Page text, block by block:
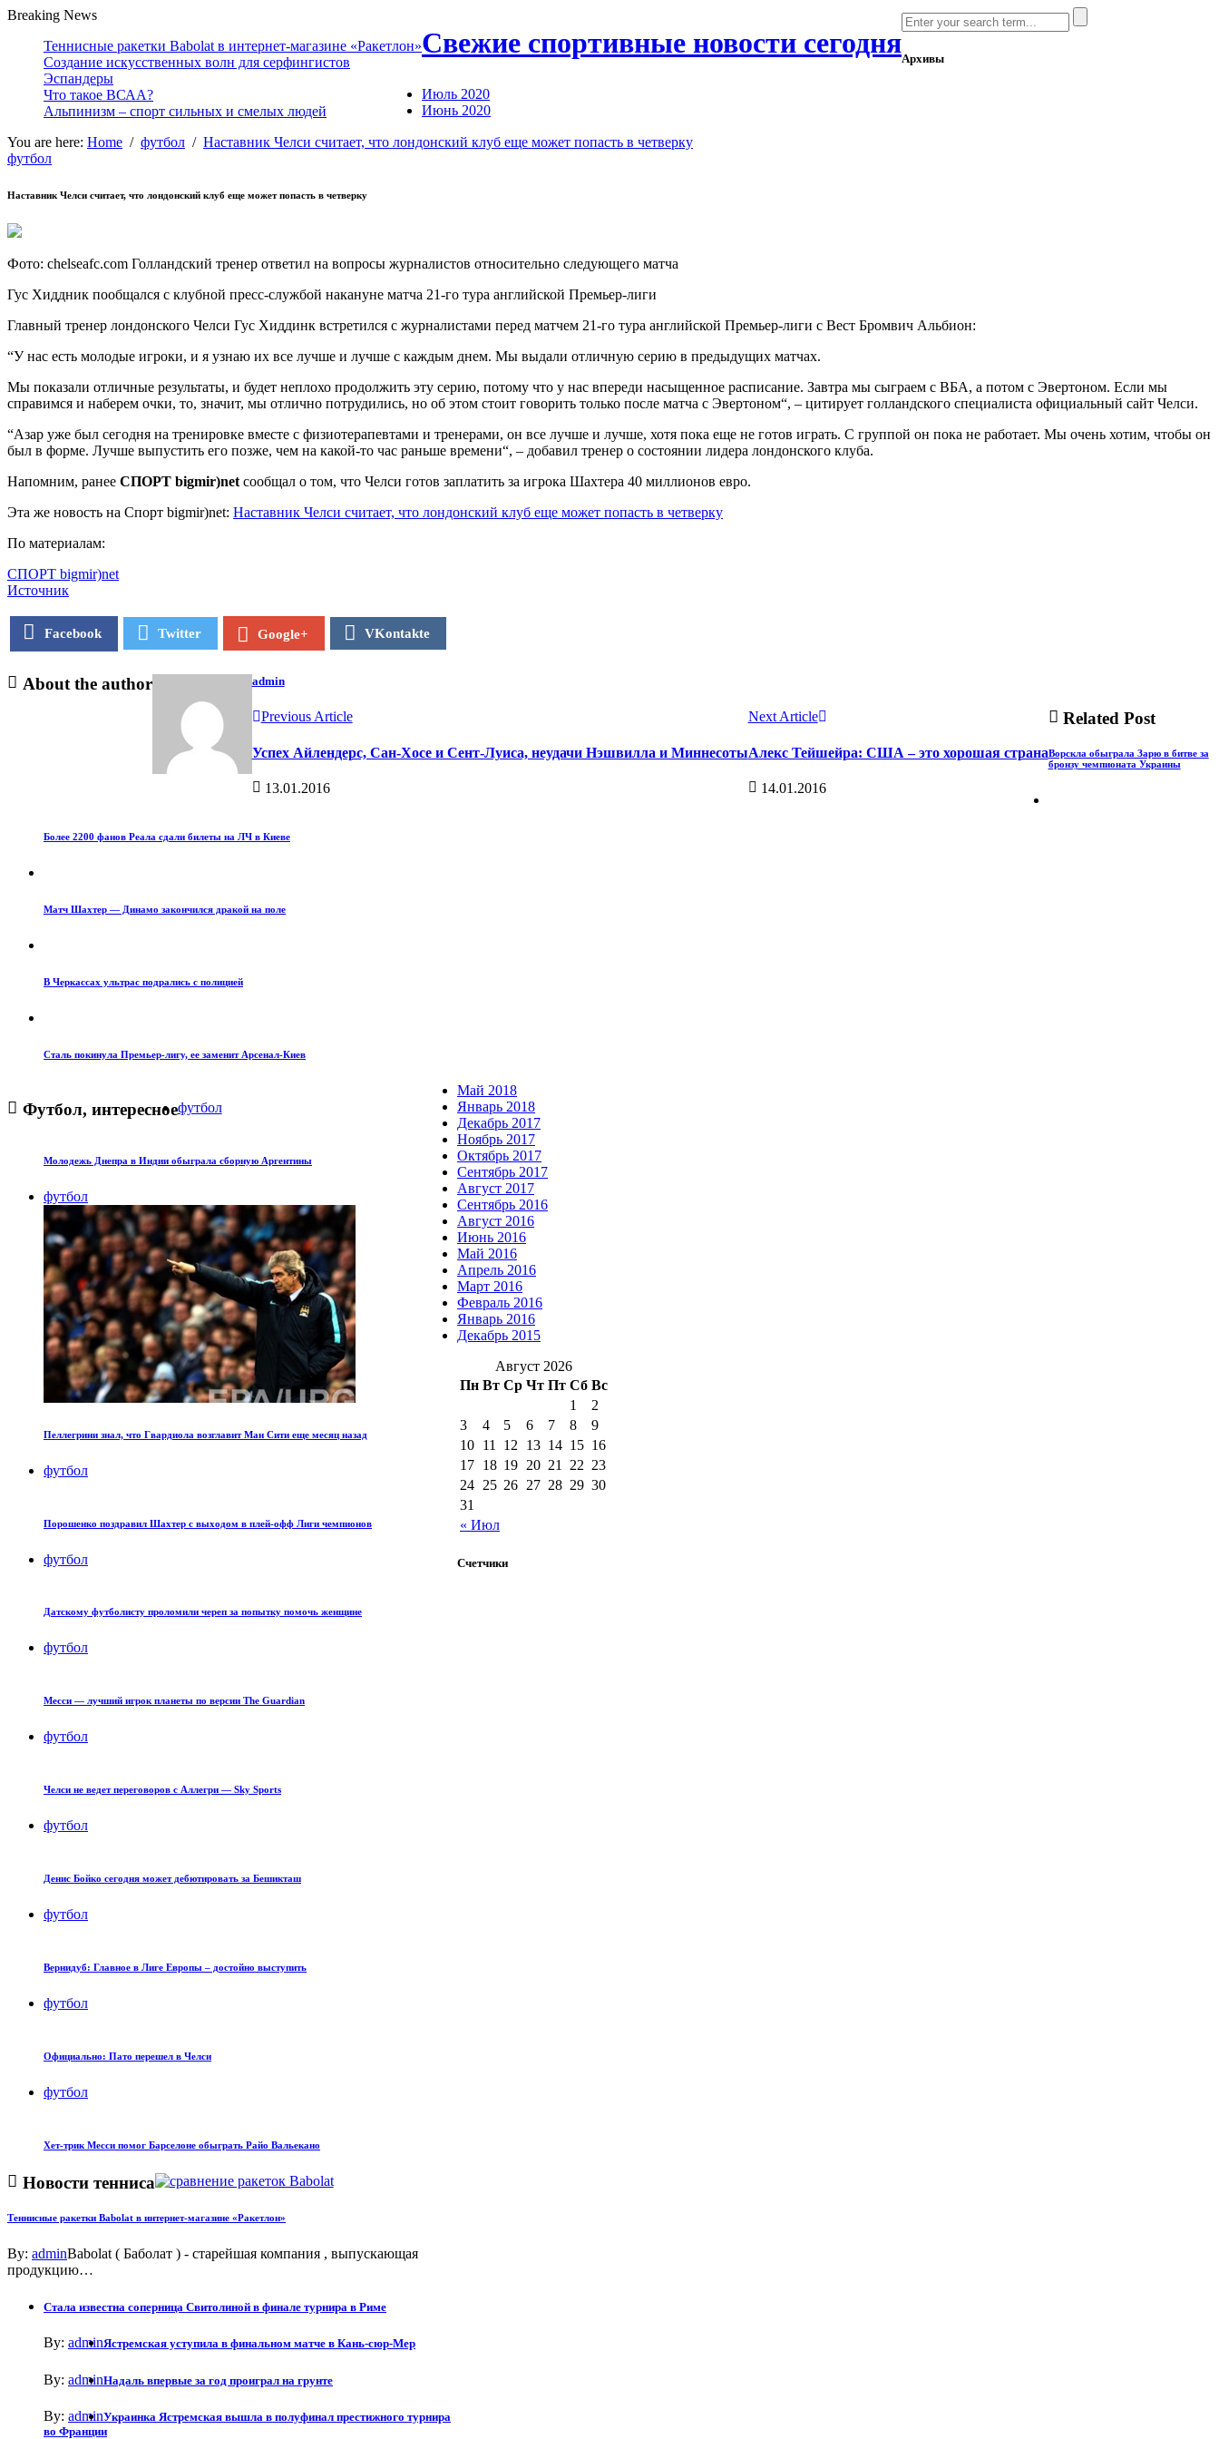
Breaking News
Теннисные ракетки Babolat в интернет-магазине «Ракетлон»
Создание искусственных волн для серфингистов
Эспандеры
Что такое ВСАА?
Альпинизм – спорт сильных и смелых людей
Свежие спортивные новости сегодня
You are here: Home / футбол / Наставник Челси считает, что лондонский клуб еще может попасть в четверку
футбол
Наставник Челси считает, что лондонский клуб еще может попасть в четверку
Фото: chelseafc.com Голландский тренер ответил на вопросы журналистов относительно следующего матча
Гус Хиддник пообщался с клубной пресс-службой накануне матча 21-го тура английской Премьер-лиги
Главный тренер лондонского Челси Гус Хиддинк встретился с журналистами перед матчем 21-го тура английской Премьер-лиги с Вест Бромвич Альбион:
“У нас есть молодые игроки, и я узнаю их все лучше и лучше с каждым днем. Мы выдали отличную серию в предыдущих матчах.
Мы показали отличные результаты, и будет неплохо продолжить эту серию, потому что у нас впереди насыщенное расписание. Завтра мы сыграем с ВБА, а потом с Эвертоном. Если мы
справимся и наберем очки, то, значит, мы отлично потрудились, но об этом стоит говорить только после матча с Эвертоном“, – цитирует голландского специалиста официальный сайт Челси.
“Азар уже был сегодня на тренировке вместе с физиотерапевтами и тренерами, он все лучше и лучше, хотя пока еще не готов играть. С группой он пока не работает. Мы очень хотим, чтобы он
был в форме. Лучше выпустить его позже, чем на какой-то час раньше времени“, – добавил тренер о состоянии лидера лондонского клуба.
Напомним, ранее СПОРТ bigmir)net сообщал о том, что Челси готов заплатить за игрока Шахтера 40 миллионов евро.
Эта же новость на Спорт bigmir)net: Наставник Челси считает, что лондонский клуб еще может попасть в четверку
По материалам:
СПОРТ bigmir)net
Источник
Facebook Twitter Google+ VKontakte
About the author admin
Previous Article
Успех Айлендерс, Сан-Хосе и Сент-Луиса, неудачи Нэшвилла и Миннесоты
13.01.2016
Next Article
Алекс Тейшейра: США – это хорошая страна
14.01.2016
Related Post
Ворскла обыграла Зарю в битве за
бронзу чемпионата Украины
Более 2200 фанов Реала сдали билеты на ЛЧ в Киеве
Матч Шахтер — Динамо закончился дракой на поле
В Черкассах ультрас подрались с полицией
Сталь покинула Премьер-лигу, ее заменит Арсенал-Киев
Футбол, интересноефутбол
Молодежь Днепра в Индии обыграла сборную Аргентины
футбол
Пеллегрини знал, что Гвардиола возглавит Ман Сити еще месяц назад
футбол
Порошенко поздравил Шахтер с выходом в плей-офф Лиги чемпионов
футбол
Датскому футболисту проломили череп за попытку помочь женщине
футбол
Месси — лучший игрок планеты по версии The Guardian
футбол
Челси не ведет переговоров с Аллегри — Sky Sports
футбол
Денис Бойко сегодня может дебютировать за Бешикташ
футбол
Вернидуб: Главное в Лиге Европы – достойно выступить
футбол
Официально: Пато перешел в Челси
футбол
Хет-трик Месси помог Барселоне обыграть Райо Вальекано
Новости тенниса
Теннисные ракетки Babolat в интернет-магазине «Ракетлон»
By: adminBabolat ( Баболат ) - старейшая компания , выпускающая
продукцию…
Стала известна соперница Свитолиной в финале турнира в Риме
By: adminЯстремская уступила в финальном матче в Кань-сюр-Мер
By: adminНадаль впервые за год проиграл на грунте
By: adminУкраинка Ястремская вышла в полуфинал престижного турнира
во Франции
Архивы
Июль 2020
Июнь 2020
Май 2018
Январь 2018
Декабрь 2017
Ноябрь 2017
Октябрь 2017
Сентябрь 2017
Август 2017
Сентябрь 2016
Август 2016
Июнь 2016
Май 2016
Апрель 2016
Март 2016
Февраль 2016
Январь 2016
Декабрь 2015
Август 2026
Пн Вт Ср Чт Пт Сб Вс
« Июл
1
2
3
4 5 6 7 8
9
10 11 12 13 14 15 16
17 18 19 20 21 22 23
24 25 26 27 28 29 30
31
Счетчики